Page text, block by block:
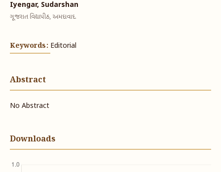
Iyengar, Sudarshan
ગૂજરાત વિદ્યાપીઠ, અમદાવાદ.
Keywords: Editorial
Abstract
No Abstract
Downloads